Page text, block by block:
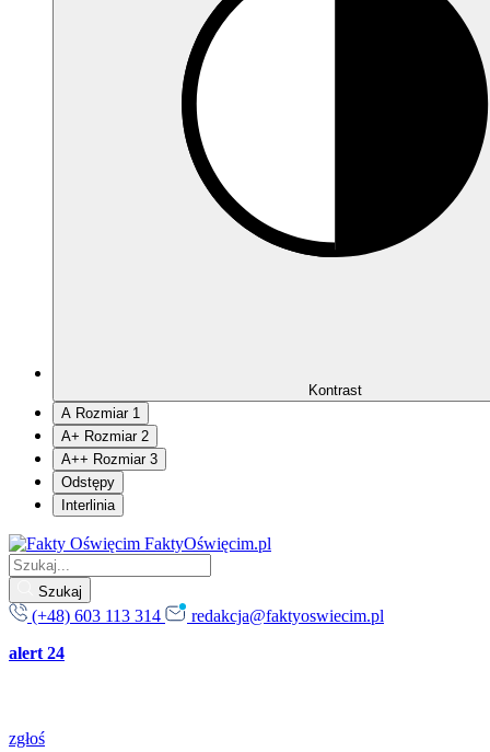
Kontrast
A Rozmiar 1
A+ Rozmiar 2
A++ Rozmiar 3
Odstępy
Interlinia
FaktyOświęcim.pl
Szukaj
(+48) 603 113 314
redakcja@faktyoswiecim.pl
alert 24
zgłoś